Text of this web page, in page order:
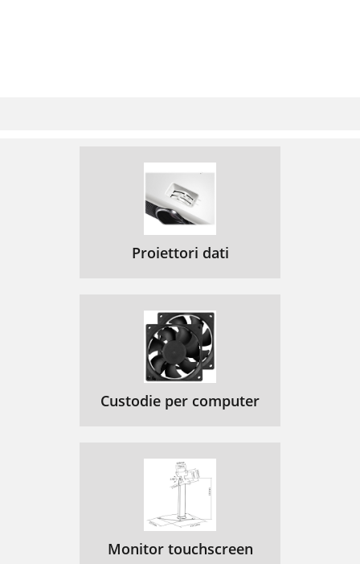
Proiettori dati
Custodie per computer
Monitor touchscreen